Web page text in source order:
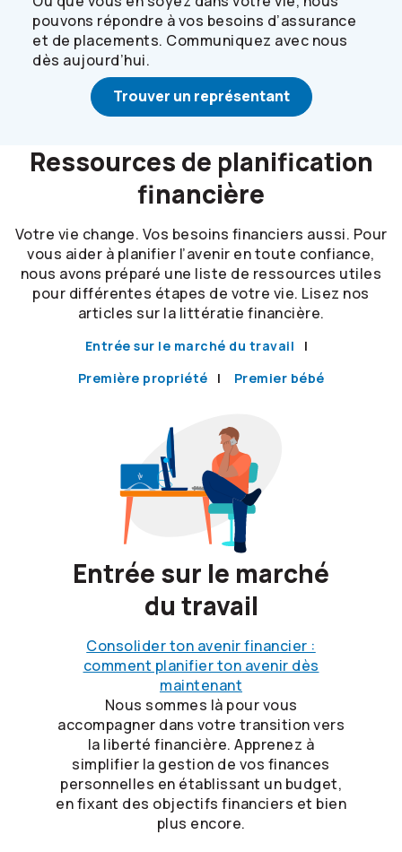
pouvons répondre à vos besoins d’assurance
et de placements. Communiquez avec nous
dès aujourd’hui.
Trouver un représentant
Ressources de planification
financière
Votre vie change. Vos besoins financiers aussi. Pour
vous aider à planifier l’avenir en toute confiance,
nous avons préparé une liste de ressources utiles
pour différentes étapes de votre vie. Lisez nos
articles sur la littératie financière.
Entrée sur le marché du travail
Première propriété
Premier bébé
Entrée sur le marché
du travail
Consolider ton avenir financier :
comment planifier ton avenir dès
maintenant
Nous sommes là pour vous
accompagner dans votre transition vers
la liberté financière. Apprenez à
simplifier la gestion de vos finances
personnelles en établissant un budget,
en fixant des objectifs financiers et bien
plus encore.